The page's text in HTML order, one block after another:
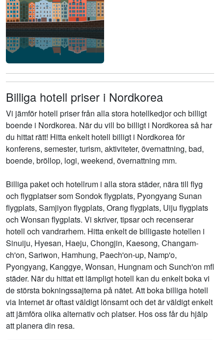
Billiga hotell priser i Nordkorea
Vi jämför hotell priser från alla stora hotellkedjor och billigt
boende i Nordkorea. När du vill bo billigt i Nordkorea så har
du hittat rätt! Hitta enkelt hotell billigt i Nordkorea för
konferens, semester, turism, aktiviteter, övernattning, bad,
boende, bröllop, logi, weekend, övernattning mm.
Billiga paket och hotellrum i alla stora städer, nära till flyg
och flygplatser som Sondok flygplats, Pyongyang Sunan
flygplats, Samjiyon flygplats, Orang flygplats, Uiju flygplats
och Wonsan flygplats. Vi skriver, tipsar och recenserar
hotell och vandrarhem. Hitta enkelt de billigaste hotellen i
Sinuiju, Hyesan, Haeju, Chongjin, Kaesong, Changam-
ch'on, Sariwon, Hamhung, Paech'on-up, Namp'o,
Pyongyang, Kanggye, Wonsan, Hungnam och Sunch'on mfl
städer. När du hittat ett lämpligt hotell kan du enkelt boka vi
de största bokningssajterna på nätet. Att boka billiga hotell
via Internet är oftast väldigt lönsamt och det är väldigt enkelt
att jämföra olika alternativ och platser. Hos oss får du hjälp
att planera din resa.